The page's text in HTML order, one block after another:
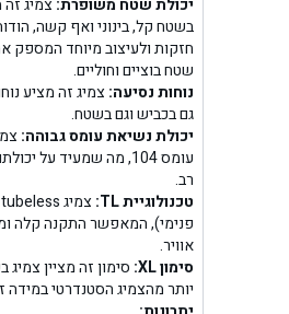
יכולת שטח משופרת:צמיג
בשטח קל, בינוני ואף קשה,
חזקות ולעיצוב מיוחד המספק
שטח בוציים וחוליים.
נוחות נסיעה:צמיג זה מציע
גם בכביש וגם בשטח.
יכולת נשיאת עומס גבוהה:
עומס 104, מה שמעיד על
רב.
טכנולוגיית TL:
פנימי), המאפשר התקנה קלה
אוויר.
סימון XL:
סימון זה מציין צמיג
יותר מהצמיג הסטנדרטי במידה